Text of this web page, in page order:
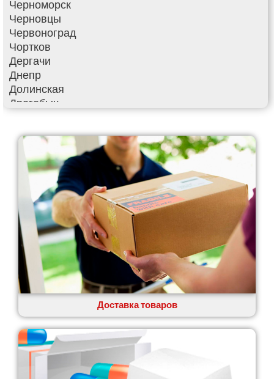
Черноморск
Черновцы
Червоноград
Чортков
Дергачи
Днепр
Долинская
Дрогобыч
Фонтанка
Гатное
Глеваха
Горишние Плавни
Гостомель
Харьков
Херсон
Хмельницкий
Хмельник
Ирпень
Ивано-Франковск
Измаил
Кагарлык
Калуш
Каменец-Подольский
Каменка
Каменское
Доставка товаров